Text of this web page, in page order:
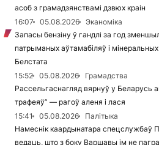
асоб з грамадзянствамі дзвюх краін
16:07
05.08.2026
Эканоміка
Запасы бензіну ў гандлі за год
патрыманых аўтамабіляў і
Белстата
15:52
05.08.2026
Грамадства
Рассельгаснагляд вярнуў у Беларусь
трафеяў” — рагоў аленя і лася
15:41
05.08.2026
Палітыка
Намеснік каардынатара спецслужбаў
ведаць, што з боку Варшавы ім не